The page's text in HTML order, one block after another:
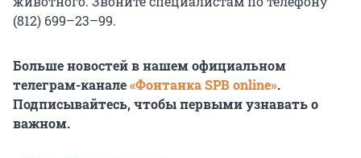
(812) 699–23–99.
Больше новостей в нашем официальном
телеграм-канале«Фонтанка SPB online».
Подписывайтесь, чтобы первыми узнавать о
важном.